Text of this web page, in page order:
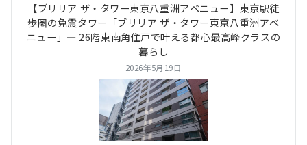
【ブリリア ザ・タワー東京八重洲アベニュー】東京駅徒
歩圏の免震タワー「ブリリア ザ・タワー東京八重洲アベ
ニュー」― 26階東南角住戸で叶える都心最高峰クラスの
暮らし
2026年5月19日